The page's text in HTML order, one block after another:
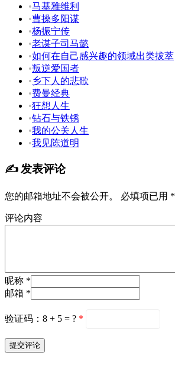
•马基雅维利
•曹操多阳谋
•杨振宁传
•老谋子司马懿
•如何在自己感兴趣的领域出类拔萃
•叛逆爱国者
•乡下人的悲歌
•费曼经典
•狂想人生
•钻石与铁锈
•我的公关人生
•我见陈道明
✍️ 发表评论
您的邮箱地址不会被公开。 必填项已用 *
评论内容
昵称 *
邮箱 *
验证码：8 + 5 = ? *